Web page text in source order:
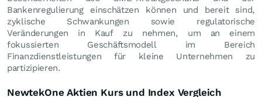
Bankenregulierung einschätzen können und bereit sind,
zyklische Schwankungen sowie regulatorische
Veränderungen in Kauf zu nehmen, um an einem
fokussierten Geschäftsmodell im Bereich
Finanzdienstleistungen für kleine Unternehmen zu
partizipieren.
NewtekOne Aktien Kurs und Index Vergleich